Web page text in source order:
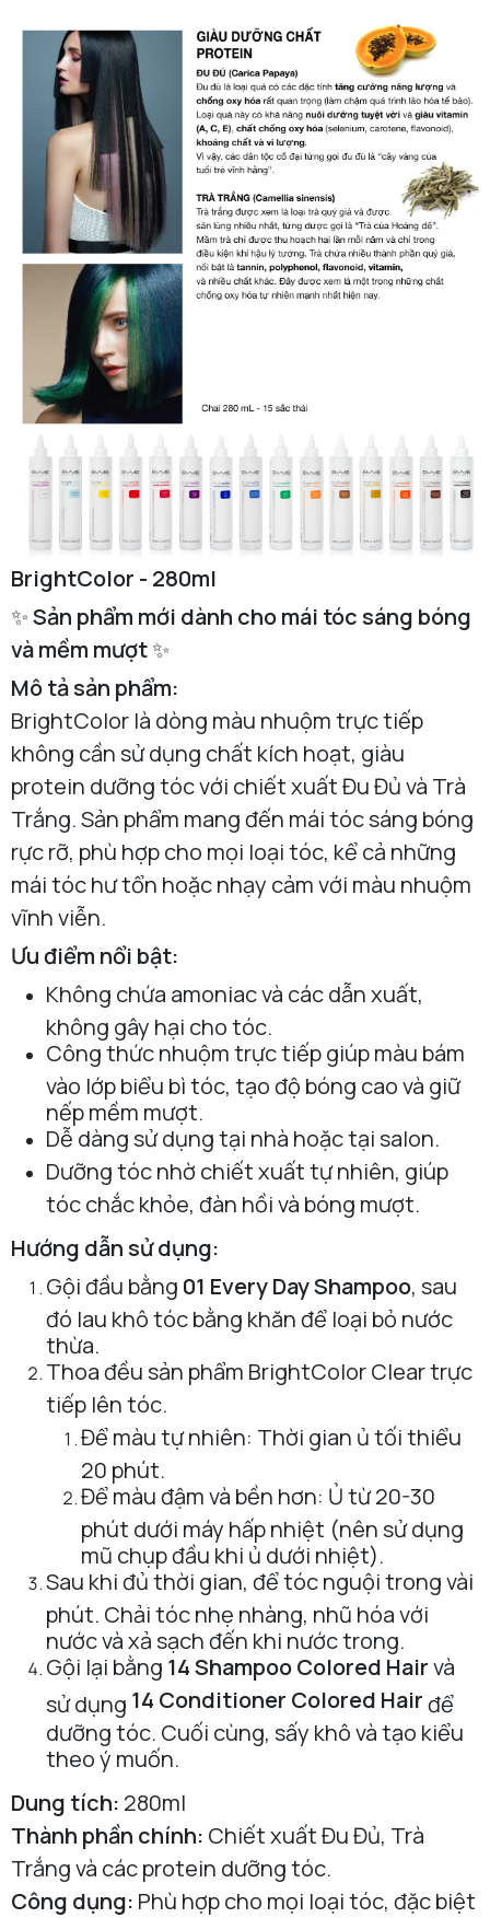
BrightColor - 280ml
✨Sản phẩm mới dành cho mái tóc sáng bóng
và mềm mượt✨
Mô tả sản phẩm:
BrightColor là dòng màu nhuộm trực tiếp
không cần sử dụng chất kích hoạt, giàu
protein dưỡng tóc với chiết xuất Đu Đủ và Trà
Trắng. Sản phẩm mang đến mái tóc sáng bóng
rực rỡ, phù hợp cho mọi loại tóc, kể cả những
mái tóc hư tổn hoặc nhạy cảm với màu nhuộm
vĩnh viễn.
Ưu điểm nổi bật:
Không chứa amoniac và các dẫn xuất,
không gây hại cho tóc.
Công thức nhuộm trực tiếp giúp màu bám
vào lớp biểu bì tóc, tạo độ bóng cao và giữ
nếp mềm mượt.
Dễ dàng sử dụng tại nhà hoặc tại salon.
Dưỡng tóc nhờ chiết xuất tự nhiên, giúp
tóc chắc khỏe, đàn hồi và bóng mượt.
Hướng dẫn sử dụng:
Gội đầu bằng 01 Every Day Shampoo, sau
đó lau khô tóc bằng khăn để loại bỏ nước
thừa.
Thoa đều sản phẩm BrightColor Clear trực
tiếp lên tóc.
Để màu tự nhiên: Thời gian ủ tối thiểu
20 phút.
Để màu đậm và bền hơn: Ủ từ 20-30
phút dưới máy hấp nhiệt (nên sử dụng
mũ chụp đầu khi ủ dưới nhiệt).
Sau khi đủ thời gian, để tóc nguội trong vài
phút. Chải tóc nhẹ nhàng, nhũ hóa với
nước và xả sạch đến khi nước trong.
Gội lại bằng 14 Shampoo Colored Hairvà
sử dụng 14 Conditioner Colored Hair để
dưỡng tóc. Cuối cùng, sấy khô và tạo kiểu
theo ý muốn.
Dung tích: 280ml
Thành phần chính: Chiết xuất Đu Đủ, Trà
Trắng và các protein dưỡng tóc.
Công dụng: Phù hợp cho mọi loại tóc, đặc biệt